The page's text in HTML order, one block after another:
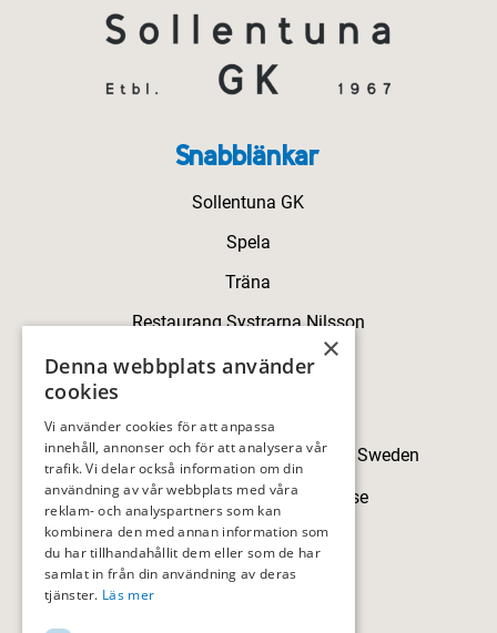
Snabblänkar
Sollentuna GK
Spela
Träna
Restaurang Systrarna Nilsson
Kontakt
Skillingegården, 192 77 Sollentuna, Sweden
sollentunagk@sollentunagk.se
08-594 709 90
×
Denna webbplats använder
cookies
Vi använder cookies för att anpassa
innehåll, annonser och för att analysera vår
trafik. Vi delar också information om din
användning av vår webbplats med våra
reklam- och analyspartners som kan
kombinera den med annan information som
du har tillhandahållit dem eller som de har
samlat in från din användning av deras
tjänster. Läs mer